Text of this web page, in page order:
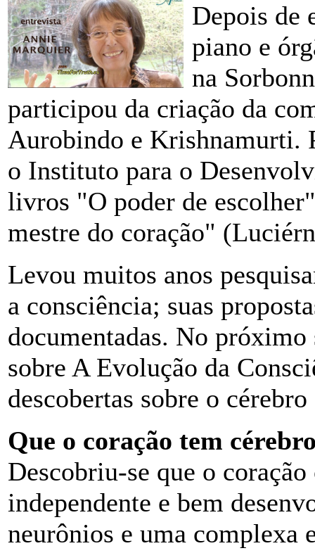
Depois de
piano e
na
participou da criação da
Aurobindo e Krishnamurti.
o Instituto para o
livros "O poder de
mestre do coração"
Levou muitos anos
a consciência; suas
documentadas. No
sobre A Evolução da
descobertas sobre o
Que o coração tem
Descobriu-se que o
independente e bem
neurônios e uma complexa